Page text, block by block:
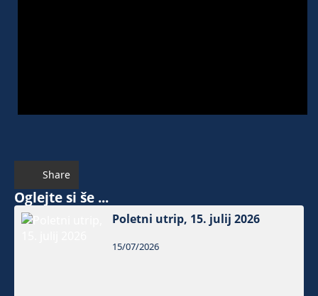
Share
Oglejte si še ...
Poletni utrip, 15. julij 2026
15/07/2026